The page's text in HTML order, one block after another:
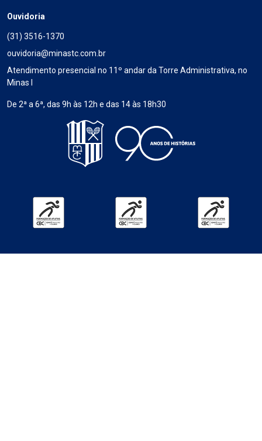
Ouvidoria
(31) 3516-1370
ouvidoria@minastc.com.br
Atendimento presencial no 11º andar da Torre Administrativa, no
Minas I
De 2ª a 6ª, das 9h às 12h e das 14 às 18h30